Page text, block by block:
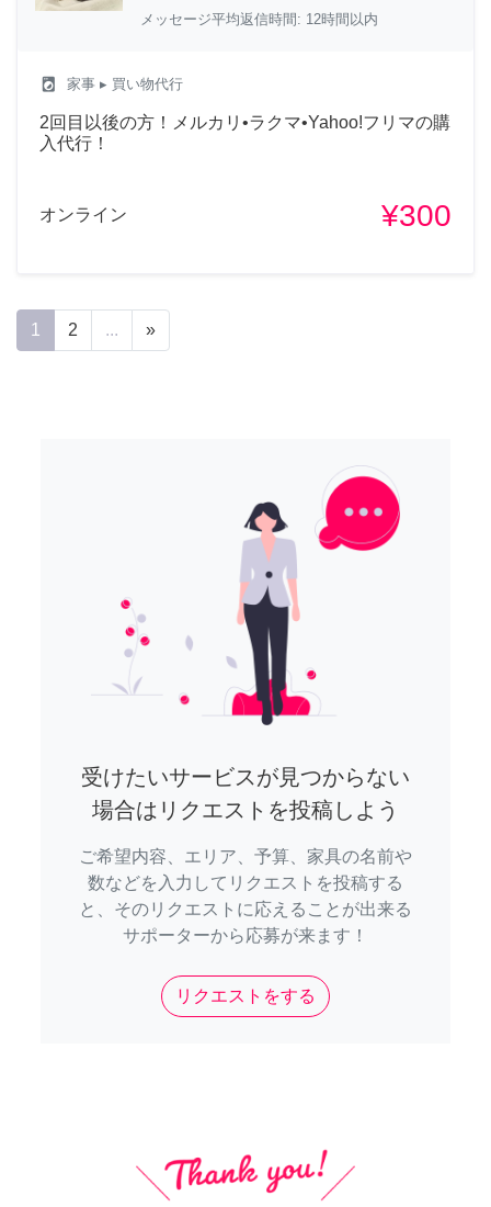
メッセージ平均返信時間: 12時間以内
local_laundry_service 家事 ▸ 買い物代行
2回目以後の方！メルカリ•ラクマ•Yahoo!フリマの購
入代行！
オンライン ¥300
1 2 ... »
受けたいサービスが見つからない
場合はリクエストを投稿しよう
ご希望内容、エリア、予算、家具の名前や
数などを入力してリクエストを投稿する
と、そのリクエストに応えることが出来る
サポーターから応募が来ます！
リクエストをする